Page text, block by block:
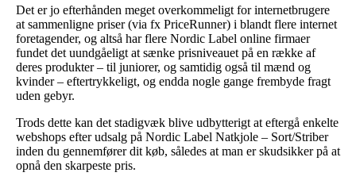
Det er jo efterhånden meget overkommeligt for internetbrugere
at sammenligne priser (via fx PriceRunner) i blandt flere internet
foretagender, og altså har flere Nordic Label online firmaer
fundet det uundgåeligt at sænke prisniveauet på en række af
deres produkter – til juniorer, og samtidig også til mænd og
kvinder – eftertrykkeligt, og endda nogle gange frembyde fragt
uden gebyr.
Trods dette kan det stadigvæk blive udbytterigt at eftergå enkelte
webshops efter udsalg på Nordic Label Natkjole – Sort/Striber
inden du gennemfører dit køb, således at man er skudsikker på at
opnå den skarpeste pris.